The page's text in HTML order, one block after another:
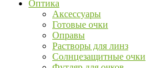
Оптика
Аксессуары
Готовые очки
Оправы
Растворы для линз
Солнцезащитные очки